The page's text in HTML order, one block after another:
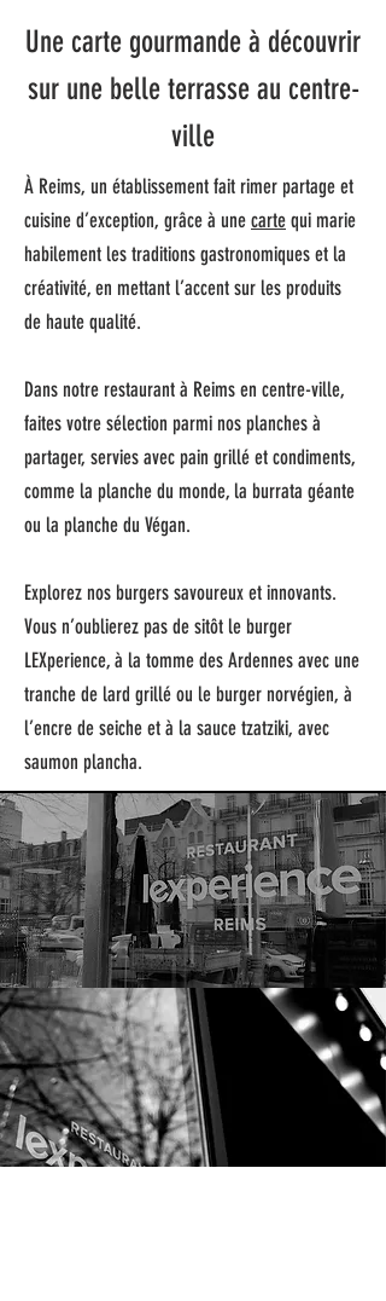
Une carte gourmande à découvrir
sur une belle terrasse au centre-
ville
À Reims, un établissement fait rimer partage et
cuisine d’exception, grâce à une carte qui marie
habilement les traditions gastronomiques et la
créativité, en mettant l’accent sur les produits
de haute qualité.
Dans notre restaurant à Reims en centre-ville,
faites votre sélection parmi nos planches à
partager, servies avec pain grillé et condiments,
comme la planche du monde, la burrata géante
ou la planche du Végan.
Explorez nos burgers savoureux et innovants.
Vous n’oublierez pas de sitôt le burger
LEXperience, à la tomme des Ardennes avec une
tranche de lard grillé ou le burger norvégien, à
l’encre de seiche et à la sauce tzatziki, avec
saumon plancha.